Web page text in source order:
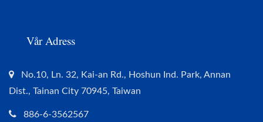
Vår Adress
No.10, Ln. 32, Kai-an Rd., Hoshun Ind. Park, Annan
Dist., Tainan City 70945, Taiwan
886-6-3562567